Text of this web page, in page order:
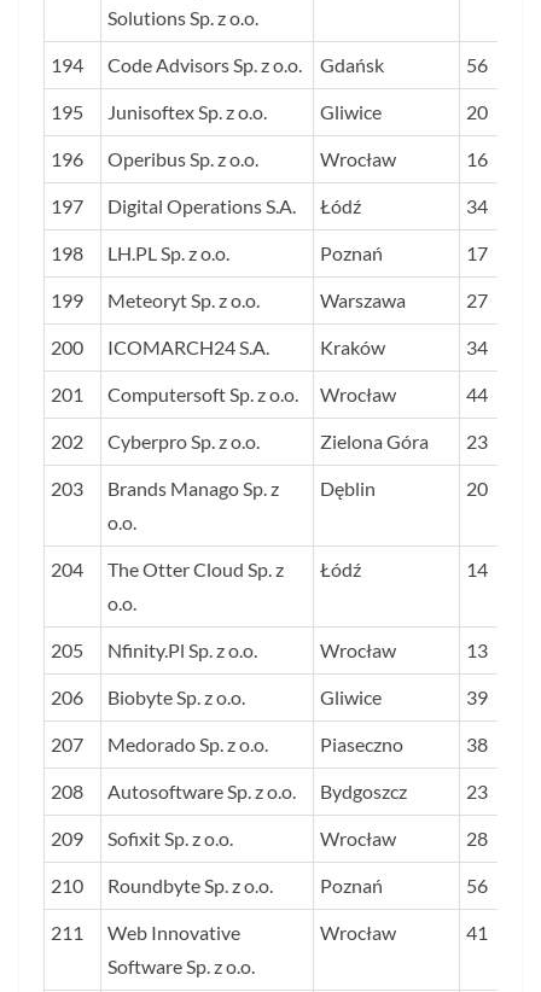
Solutions Sp. z o.o.
194 Code Advisors Sp. z o.o. Gdańsk 56
195 Junisoftex Sp. z o.o. Gliwice 20
196 Operibus Sp. z o.o. Wrocław 16
197 Digital Operations S.A. Łódź 34
198 LH.PL Sp. z o.o. Poznań 17
199 Meteoryt Sp. z o.o. Warszawa 27
200 ICOMARCH24 S.A. Kraków 34
201 Computersoft Sp. z o.o. Wrocław 44
202 Cyberpro Sp. z o.o. Zielona Góra 23
203
Brands Manago Sp. z
o.o.
Dęblin 20
204
The Otter Cloud Sp. z
o.o.
Łódź 14
205 Nfinity.Pl Sp. z o.o. Wrocław 13
206 Biobyte Sp. z o.o. Gliwice 39
207 Medorado Sp. z o.o. Piaseczno 38
208 Autosoftware Sp. z o.o. Bydgoszcz 23
209 Sofixit Sp. z o.o. Wrocław 28
210 Roundbyte Sp. z o.o. Poznań 56
211
Web Innovative
Software Sp. z o.o.
Wrocław 41